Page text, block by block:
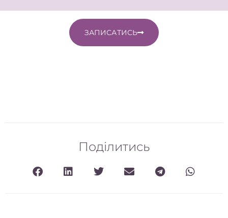
ЗАПИСАТИСЬ
Поділитись